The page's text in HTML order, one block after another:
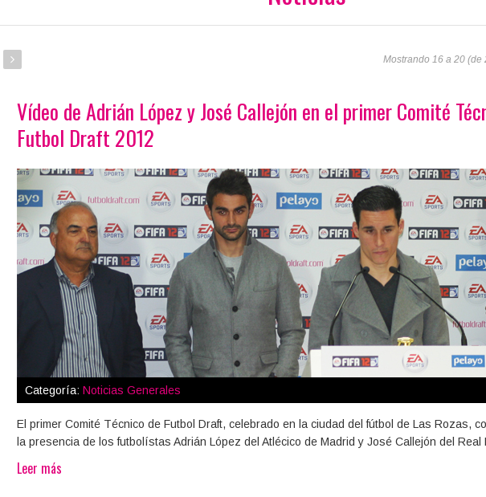
Mostrando 16 a 20 (de
Vídeo de Adrián López y José Callejón en el primer Comité
Futbol Draft 2012
Categoría: Noticias Generales
El primer Comité Técnico de Futbol Draft, celebrado en la ciudad del fútbol de Las Rozas,
la presencia de los futbolístas Adrián López del Atlécico de Madrid y José Callejón del Real
Leer más